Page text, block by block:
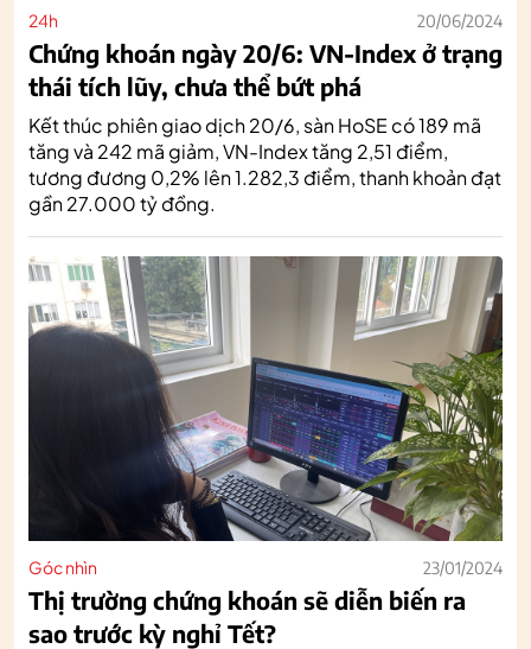
24h 20/06/2024
Chứng khoán ngày 20/6: VN-Index ở trạng
thái tích lũy, chưa thể bứt phá
Kết thúc phiên giao dịch 20/6, sàn HoSE có 189 mã
tăng và 242 mã giảm, VN-Index tăng 2,51 điểm,
tương đương 0,2% lên 1.282,3 điểm, thanh khoản đạt
gần 27.000 tỷ đồng.
Góc nhìn 23/01/2024
Thị trường chứng khoán sẽ diễn biến ra
sao trước kỳ nghỉ Tết?